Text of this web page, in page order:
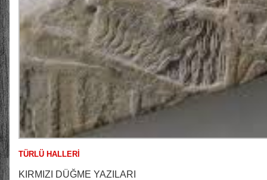
TÜRLÜ HALLERİ
KIRMIZI DÜĞME YAZILARI